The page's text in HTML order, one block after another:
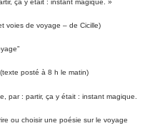
ça y était : instant magique. »
voies de voyage – de Cicille)
posté à 8 h le matin)
par : partir, ça y était : instant magique.
ou choisir une poésie sur le voyage